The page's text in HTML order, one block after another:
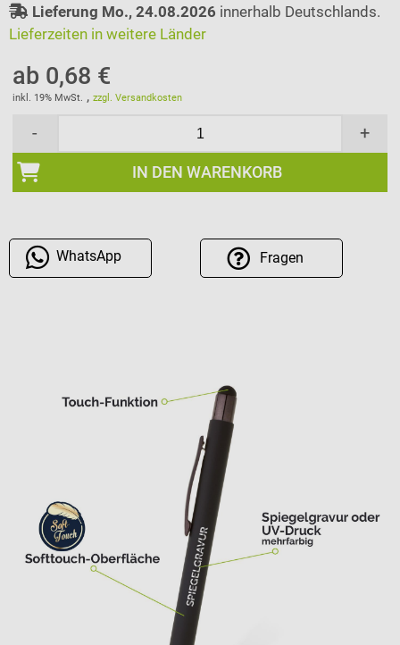
Lieferung Mo., 24.08.2026 innerhalb Deutschlands.
Lieferzeiten in weitere Länder
ab 0,68 €
inkl. 19% MwSt. ,zzgl. Versandkosten
- +
IN DEN WARENKORB
WhatsApp Fragen